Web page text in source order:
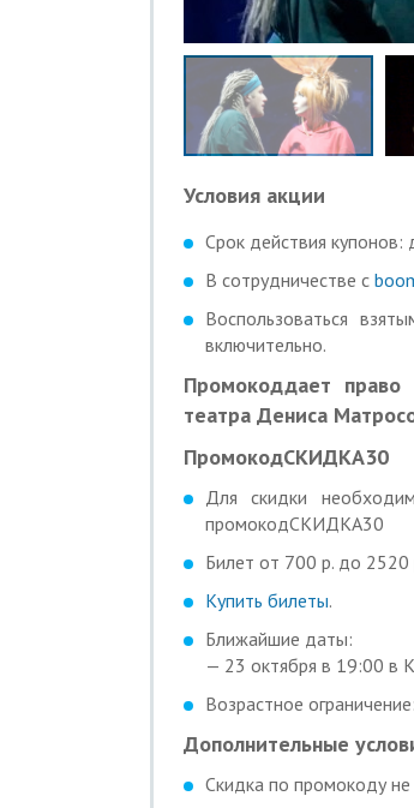
Условия акции
Срок действия купонов:
В сотрудничестве с
Воспользоваться
включительно.
Промокоддает
театра Дениса
ПромокодСКИДКА30
Для скидки
промокодСКИДКА30
Билет от 700 р. до 2520
Купить билеты.
Ближайшие даты:
— 23 октября в 19:00 в
Возрастное
Дополнительные
Скидка по промокоду